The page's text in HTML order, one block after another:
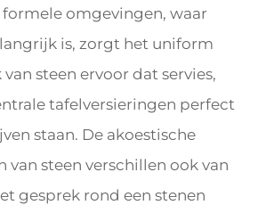
omgevingen, waar
is, zorgt het uniform
steen ervoor dat servies,
tafelversieringen perfect
staan. De akoestische
van steen verschillen ook van
gesprek rond een stenen